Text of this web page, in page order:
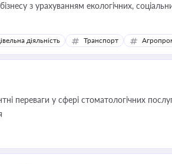
з урахуванням екологічних,
діяльність Транспорт
переваги у сфері стоматологічних